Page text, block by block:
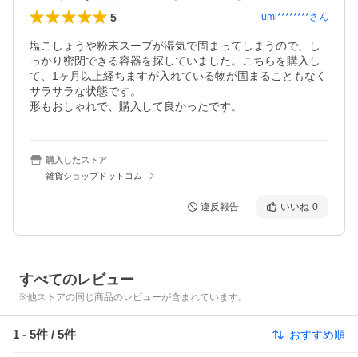
5 uml********さん
塩こしょうや粉末スープが湿気で固まってしまうので、し
っかり密閉できる容器を探していました。こちらを購入し
て、1ヶ月以上経ちますが入れている物が固まることもなく
サラサラな状態です。
形もおしゃれで、購入して良かったです。
購入したストア
雑貨ショップドットコム
違反報告 いいね 0
すべてのレビュー
※他ストアの同じ商品のレビューが含まれています。
1 - 5件 / 5件 おすすめ順